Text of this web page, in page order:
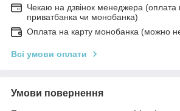
Чекаю на дзвінок менеджера (оплата
приватбанка чи монобанка)
Оплата на карту монобанка (можно
Всі умови оплати
Умови повернення